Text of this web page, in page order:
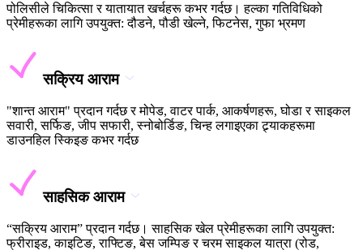
पोलिसीले चिकित्सा र यातायात खर्चहरू कभर गर्दछ। हल्का गतिविधिको
प्रेमीहरूका लागि उपयुक्त: दौडने, पौडी खेल्ने, फिटनेस, गुफा भ्रमण
सक्रिय आराम
"शान्त आराम" प्रदान गर्दछ र मोपेड, वाटर पार्क, आकर्षणहरू, घोडा र साइकल
सवारी, सर्फिङ, जीप सफारी, स्नोबोर्डिङ, चिन्ह लगाइएका ट्र्याकहरूमा
डाउनहिल स्किइङ कभर गर्दछ
साहसिक आराम
“सक्रिय आराम” प्रदान गर्दछ। साहसिक खेल प्रेमीहरूका लागि उपयुक्त:
फ्रीराइड, काइटिङ, राफ्टिङ, बेस जम्पिङ र चरम साइकल यात्रा (रोड,